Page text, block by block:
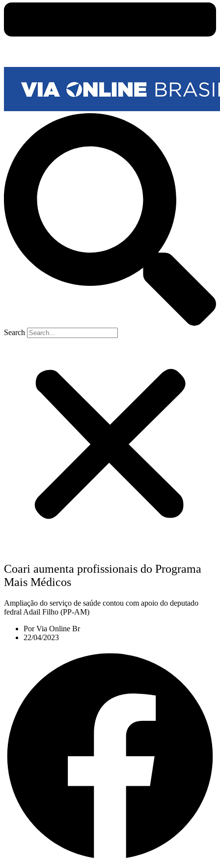
Search
Coari aumenta profissionais do Programa
Mais Médicos
Ampliação do serviço de saúde contou com apoio do deputado
fedral Adail Filho (PP-AM)
PorVia Online Br
22/04/2023